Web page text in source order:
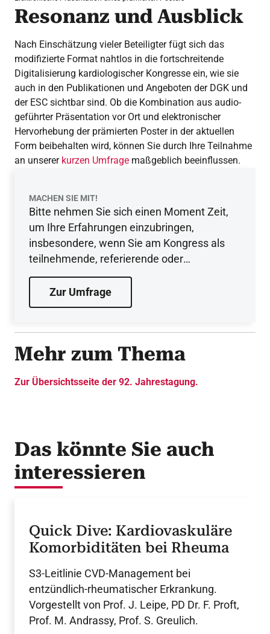
Resonanz und Ausblick
Nach Einschätzung vieler Beteiligter fügt sich das
modifizierte Format nahtlos in die fortschreitende
Digitalisierung kardiologischer Kongresse ein, wie sie
auch in den Publikationen und Angeboten der DGK und
der ESC sichtbar sind. Ob die Kombination aus audio-
geführter Präsentation vor Ort und elektronischer
Hervorhebung der prämierten Poster in der aktuellen
Form beibehalten wird, können Sie durch Ihre Teilnahme
an unserer kurzen Umfrage maßgeblich beeinflussen.
MACHEN SIE MIT!
Bitte nehmen Sie sich einen Moment Zeit,
um Ihre Erfahrungen einzubringen,
insbesondere, wenn Sie am Kongress als
teilnehmende, referierende oder
vorsitzende Person mitgewirkt
haben. Beantworten Sie jetzt 3 Fragen zum
neuen Posterformat!
Zur Umfrage
Mehr zum Thema
Zur Übersichtsseite der 92. Jahrestagung.
Das könnte Sie auch
interessieren
Quick Dive: Kardiovaskuläre
Komorbiditäten bei Rheuma
S3-Leitlinie CVD-Management bei
entzündlich-rheumatischer Erkrankung.
Vorgestellt von Prof. J. Leipe, PD Dr. F. Proft,
Prof. M. Andrassy, Prof. S. Greulich.